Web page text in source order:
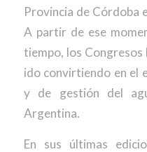
Provincia de Córdoba
A partir de ese
tiempo, los Congresos
ido convirtiendo en el
y de gestión del
Argentina.
En sus últimas